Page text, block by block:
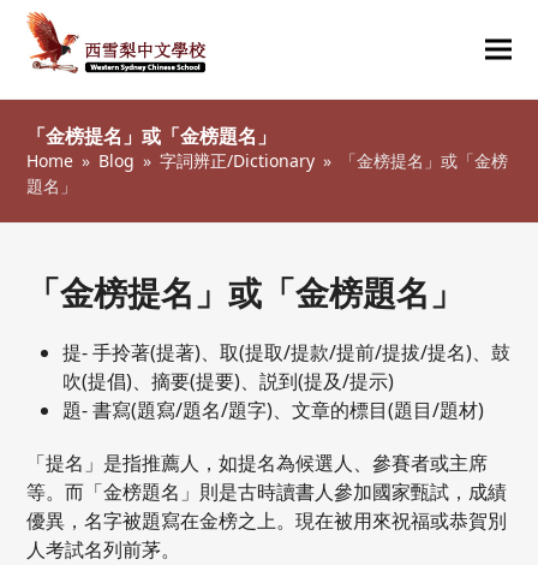
「金榜提名」或「金榜題名」
Home » Blog » 字詞辨正/Dictionary »
「金榜提名」或「金榜
題名」
「金榜提名」或「金榜題名」
提- 手拎著(提著)、取(提取/提款/提前/提拔/提名)、鼓
吹(提倡)、摘要(提要)、説到(提及/提示)
題- 書寫(題寫/題名/題字)、文章的標目(題目/題材)
「提名」是指推薦人，如提名為候選人、參賽者或主席
等。而「金榜題名」則是古時讀書人參加國家甄試，成績
優異，名字被題寫在金榜之上。現在被用來祝福或恭賀別
人考試名列前茅。